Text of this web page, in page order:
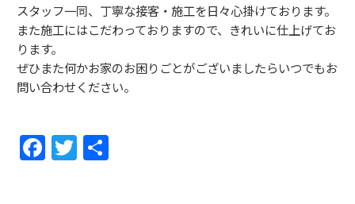
スタッフ一同、丁寧な接客・施工を日々心掛けております。
また施工にはこだわっておりますので、きれいに仕上げてお
ります。
ぜひまた何かお家のお困りごとがございましたらいつでもお
問い合わせください。
F
a
T
w